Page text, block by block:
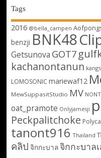
Tags
2016 @bella_campen
benzji BNK48
Getsunova GOT7
kachanontanun
LOMOSONIC mariewaf12
MewSuppasitStudio MV
oat_pramote Onlyjamesji
Peckpalitchoke
tanont916 Thailand
คลิป จิกกะบาลจิกกะบาล